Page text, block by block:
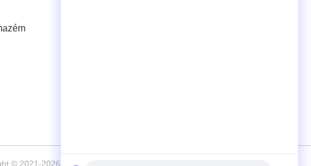
© 2021-2026 Suzhou Jinta Import & Export Co., Ltd . Todos os direitos